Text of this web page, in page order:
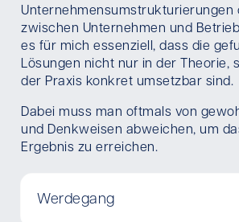
Unternehmensumstrukturierungen
zwischen Unternehmen und
es für mich essenziell, dass die
Lösungen nicht nur in der Theorie,
der Praxis konkret umsetzbar sind.
Dabei muss man oftmals von
und Denkweisen abweichen, um
Ergebnis zu erreichen.
Werdegang